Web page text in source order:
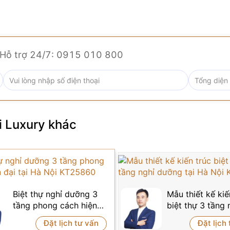
ngay.
Hơn
tinh tế”. Ngôi biệt thự KT25851 chính là minh chứng
hề gây cảm giác chóe mắt hay mệt nhìn.
góc cạnh thú vị, làm cho ngôi nhà trông rất năng
những thứ “cao siêu” khó dùng. Nhưng ở biệt thự này,
suốt, đến việc bố trí sẵn hạ tầng cho các thiết bị
Hỗ trợ 24/7: 0915 010 800
Luxury khác
Biệt thự nghỉ dưỡng 3
tầng phong cách hiện
đại tại Hà Nội KT25860
Đặt lịch tư vấn
Mẫu thiết kế
biệt thự 3 tầng
dưỡng tại Hà
KT25859Đặt lịch